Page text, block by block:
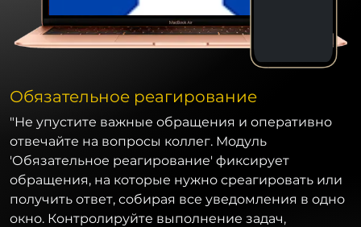
Обязательное реагирование
"Не упустите важные обращения и оперативно
отвечайте на вопросы коллег. Модуль
'Обязательное реагирование' фиксирует
обращения, на которые нужно среагировать или
получить ответ, собирая все уведомления в одно
окно. Контролируйте выполнение задач,